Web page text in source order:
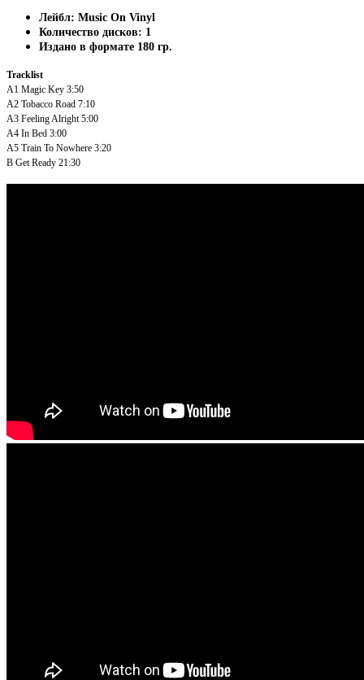
Лейбл: Music On Vinyl
Количество дисков: 1
Издано в формате 180 гр.
Tracklist
A1 Magic Key 3:50
A2 Tobacco Road 7:10
A3 Feeling Alright 5:00
A4 In Bed 3:00
A5 Train To Nowhere 3:20
B Get Ready 21:30